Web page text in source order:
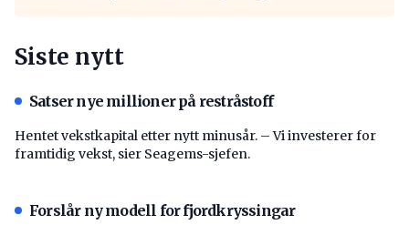
Siste nytt
Satser nye millioner på restråstoff
Hentet vekstkapital etter nytt minusår. – Vi investerer for
framtidig vekst, sier Seagems-sjefen.
Forslår ny modell for fjordkryssingar